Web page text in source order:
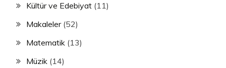
Kültür ve Edebiyat (11)
Makaleler(52)
Matematik (13)
Müzik (14)